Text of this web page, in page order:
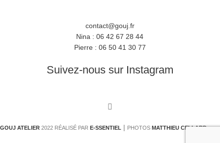
contact@gouj.fr
Nina :06 42 67 28 44
Pierre : 06 50 41 30 77
Suivez-nous sur Instagram
GOUJ ATELIER 2022 RÉALISÉ PAR E-SSENTIEL | PHOTOS MATTHIEU CELLARD